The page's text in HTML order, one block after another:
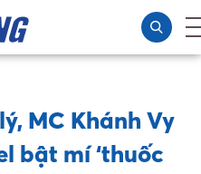
MC Khánh Vy
bật mí ‘thuốc